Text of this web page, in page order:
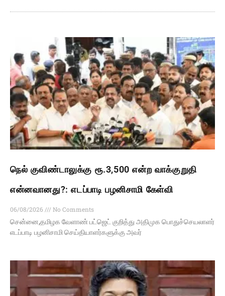
நெல் குவிண்டாலுக்கு ரூ.3,500 என்ற வாக்குறுதி
என்னவானது?: எடப்பாடி பழனிசாமி கேள்வி
06/08/2026
No Comments
சென்னை,தமிழக வேளாண் பட்ஜெட் குறித்து அதிமுக பொதுச்செயலாளர்
எடப்பாடி பழனிசாமி செய்தியாளர்களுக்கு அவர்